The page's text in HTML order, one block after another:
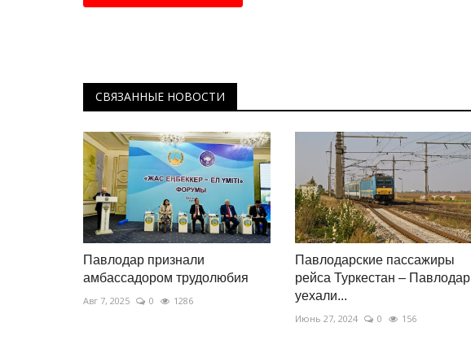
СВЯЗАННЫЕ НОВОСТИ
Павлодар признали
амбассадором трудолюбия
Авг 7, 2025 0 1286
Павлодарские пассажиры
рейса Туркестан – Павлодар
уехали...
Июнь 27, 2024 0 156